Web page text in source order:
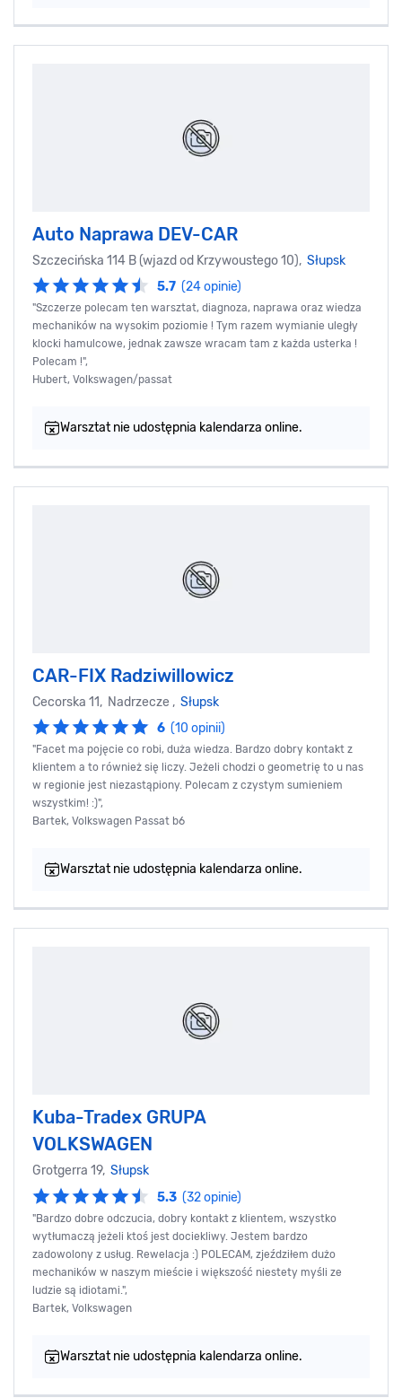
Auto Naprawa DEV-CAR
Szczecińska 114 B (wjazd od Krzywoustego 10), Słupsk
5.7 (24 opinie)
"Szczerze polecam ten warsztat, diagnoza, naprawa oraz wiedza
mechaników na wysokim poziomie ! Tym razem wymianie uległy
klocki hamulcowe, jednak zawsze wracam tam z każda usterka !
Polecam !",
Hubert, Volkswagen/passat
Warsztat nie udostępnia kalendarza online.
CAR-FIX Radziwillowicz
Cecorska 11, Nadrzecze , Słupsk
6 (10 opinii)
"Facet ma pojęcie co robi, duża wiedza. Bardzo dobry kontakt z
klientem a to również się liczy. Jeżeli chodzi o geometrię to u nas
w regionie jest niezastąpiony. Polecam z czystym sumieniem
wszystkim! :)",
Bartek, Volkswagen Passat b6
Warsztat nie udostępnia kalendarza online.
Kuba-Tradex GRUPA
VOLKSWAGEN
Grotgerra 19, Słupsk
5.3 (32 opinie)
"Bardzo dobre odczucia, dobry kontakt z klientem, wszystko
wytłumaczą jeżeli ktoś jest dociekliwy. Jestem bardzo
zadowolony z usług. Rewelacja :) POLECAM, zjeździłem dużo
mechaników w naszym mieście i większość niestety myśli ze
ludzie są idiotami.",
Bartek, Volkswagen
Warsztat nie udostępnia kalendarza online.